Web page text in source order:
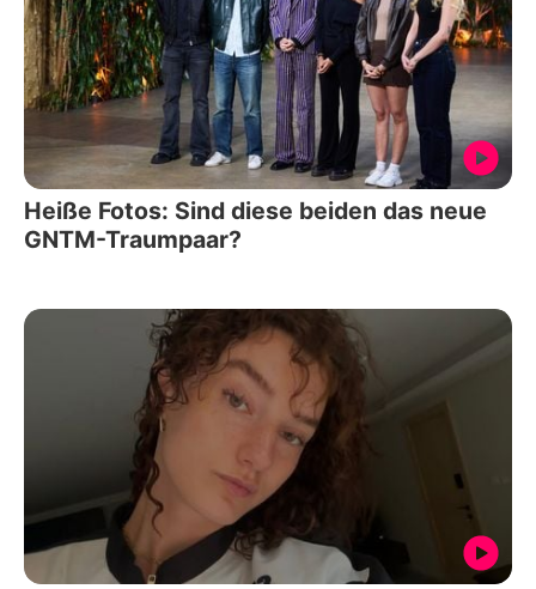
Heiße Fotos: Sind diese beiden das neue
GNTM-Traumpaar?